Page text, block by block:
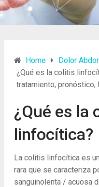
Home Dolor
¿Qué es la colitis
tratamiento,
¿Qué es la
linfocítica?
La colitis linfocítica es
rara que se caracteriza
sanguinolenta / acuosa